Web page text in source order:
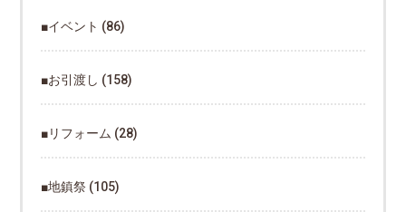
■イベント (86)
■お引渡し (158)
■リフォーム (28)
■地鎮祭 (105)